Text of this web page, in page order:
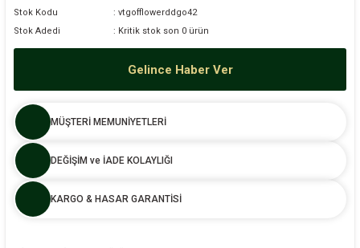
Stok Kodu
vtgofflowerddgo42
Stok Adedi
Kritik stok son 0 ürün
Gelince Haber Ver
MÜŞTERİ MEMUNİYETLERİ
DEĞİŞİM ve İADE KOLAYLIĞI
KARGO & HASAR GARANTİSİ